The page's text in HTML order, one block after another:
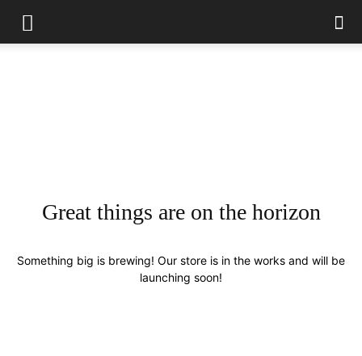
Great things are on the horizon
Something big is brewing! Our store is in the works and will be
launching soon!